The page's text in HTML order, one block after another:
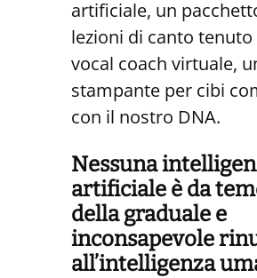
artificiale, un
lezioni di canto tenuto
vocal coach virtuale,
stampante per cibi
con il nostro DNA.
Nessuna
artificiale è da
della graduale e
inconsapevole
all’intelligenza